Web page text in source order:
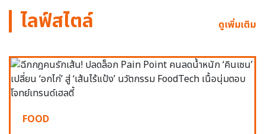
ไลฟ์สไตล์ ดูเพิ่มเติม
FOOD